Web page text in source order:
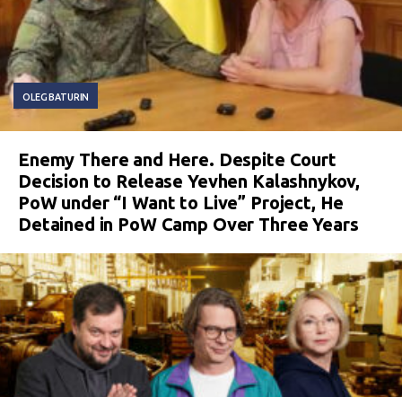
OLEG BATURIN
Enemy There and Here. Despite Court
Decision to Release Yevhen Kalashnykov,
PoW under “I Want to Live” Project, He
Detained in PoW Camp Over Three Years